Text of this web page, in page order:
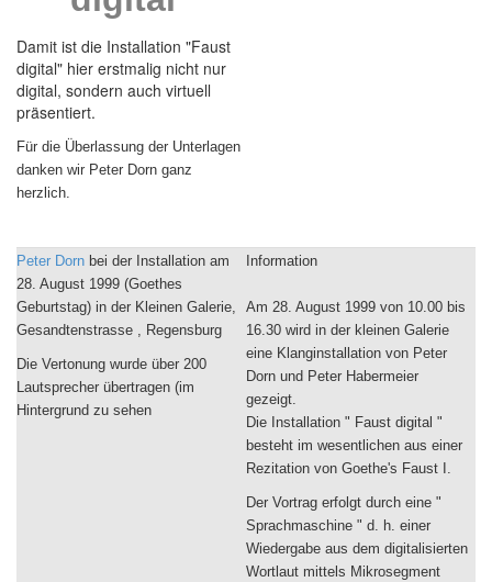
Damit ist die Installation "Faust
digital" hier erstmalig nicht nur
digital, sondern auch virtuell
präsentiert.
Für die Überlassung der Unterlagen
danken wir Peter Dorn ganz
herzlich.
Peter Dorn bei der Installation am
28. August 1999 (Goethes
Geburtstag) in der Kleinen Galerie,
Gesandtenstrasse , Regensburg
Die Vertonung wurde über 200
Lautsprecher übertragen (im
Hintergrund zu sehen
Information
Am 28. August 1999 von 10.00 bis
16.30 wird in der kleinen Galerie
eine Klanginstallation von Peter
Dorn und Peter Habermeier
gezeigt.
Die Installation " Faust digital "
besteht im wesentlichen aus einer
Rezitation von Goethe's Faust I.
Der Vortrag erfolgt durch eine "
Sprachmaschine " d. h. einer
Wiedergabe aus dem digitalisierten
Wortlaut mittels Mikrosegment